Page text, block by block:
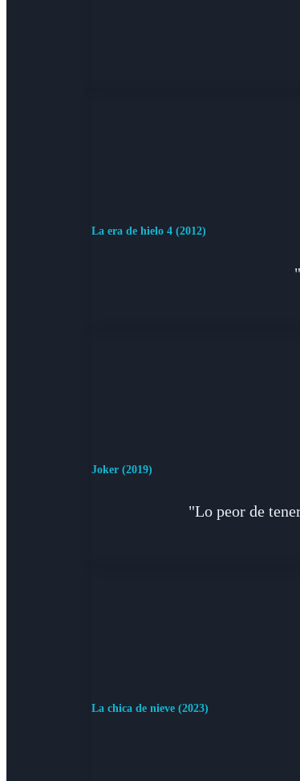
La era de hielo 4 (2012)
Joker (2019)
"Lo peor de
La chica de nieve (2023)